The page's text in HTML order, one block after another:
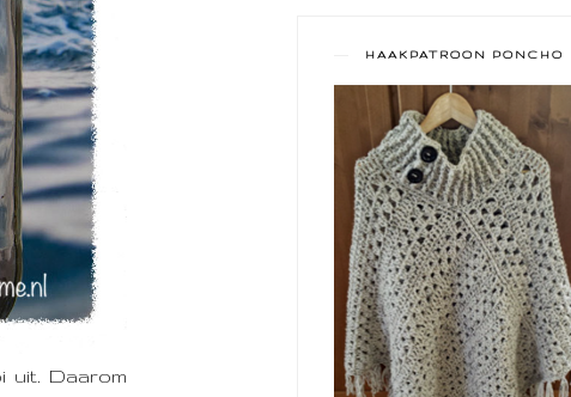
uit. Daarom
HAAKPATROON PONCHO